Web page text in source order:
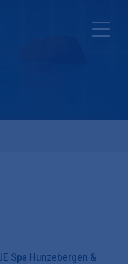
Spa Hunzebergen &